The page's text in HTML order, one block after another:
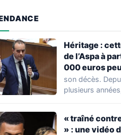
Héritage :
de l’Aspa à
000 euros
réserver une
mauvaise
son décès.
plusieurs
concernant le
« traîné
» : une vidéo